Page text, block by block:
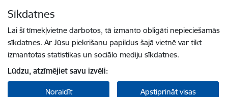
Sīkdatnes
Lai šī tīmekļvietne darbotos, tā izmanto obligāti nepieciešamās
sīkdatnes. Ar Jūsu piekrišanu papildus šajā vietnē var tikt
izmantotas statistikas un sociālo mediju sīkdatnes.
Lūdzu, atzīmējiet savu izvēli:
Noraidīt Apstiprināt visas